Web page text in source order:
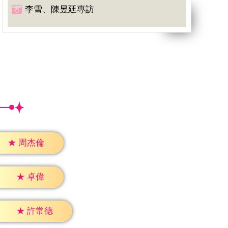
李雪、陳昱廷專訪
★ 周杰倫
★ 卓偉
★ 許常德